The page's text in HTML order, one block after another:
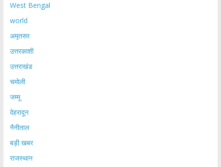
West Bengal
world
अमृतसर
उत्तरकाशी
उत्तराखंड
चमोली
जम्मू
देहरादून
नैनीताल
बड़ी खबर
राजस्थान